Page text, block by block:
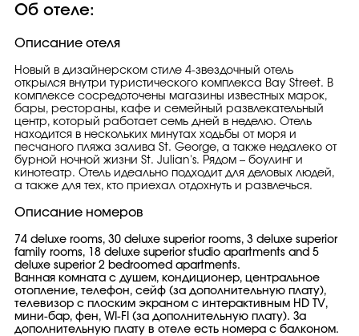
Об отеле:
Описание отеля
Новый в дизайнерском стиле 4-звездочный отель
открылся внутри туристического комплекса Bay Street. В
комплексе сосредоточены магазины известных марок,
бары, рестораны, кафе и семейный развлекательный
центр, который работает семь дней в неделю. Отель
находится в нескольких минутах ходьбы от моря и
песчаного пляжа залива St. George, а также недалеко от
бурной ночной жизни St. Julian's. Рядом – боулинг и
кинотеатр. Отель идеально подходит для деловых людей,
а также для тех, кто приехал отдохнуть и развлечься.
Описание номеров
74 deluxe rooms, 30 deluxe superior rooms, 3 deluxe superior
family rooms, 18 deluxe superior studio apartments and 5
deluxe superior 2 bedroomed apartments.
Ванная комната с душем, кондиционер, центральное
отопление, телефон, сейф (за дополнительную плату),
телевизор с плоским экраном с интерактивным HD TV,
мини-бар, фен, WI-FI (за дополнительную плату). За
дополнительную плату в отеле есть номера с балконом.